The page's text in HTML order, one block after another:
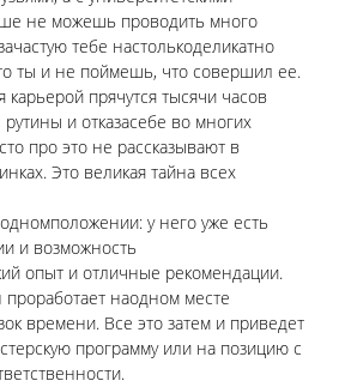
не можешь проводить много
тебе настолькоделикатно
ты и не поймешь, что совершил ее.
прячутся тысячи часов
рутины и отказасебе во многих
про это не рассказывают в
Это великая тайна всех
у него уже есть
и возможность
опыт и отличные рекомендации.
наодном месте
времени. Все это затем и приведет
программу или на позицию с